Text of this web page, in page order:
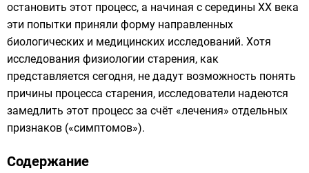
остановить этот процесс, а начиная с середины XX века
эти попытки приняли форму направленных
биологических и медицинских исследований. Хотя
исследования физиологии старения, как
представляется сегодня, не дадут возможность понять
причины процесса старения, исследователи надеются
замедлить этот процесс за счёт «лечения» отдельных
признаков («симптомов»).
Содержание